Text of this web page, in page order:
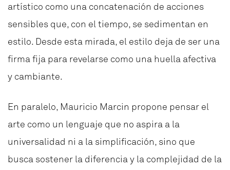
artístico como una concatenación de acciones
sensibles que, con el tiempo, se sedimentan en
estilo. Desde esta mirada, el estilo deja de ser una
firma fija para revelarse como una huella afectiva
y cambiante.
En paralelo, Mauricio Marcin propone pensar el
arte como un lenguaje que no aspira a la
universalidad ni a la simplificación, sino que
busca sostener la diferencia y la complejidad de la